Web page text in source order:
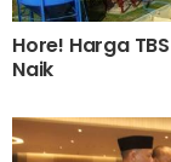
Hore! Harga
Naik